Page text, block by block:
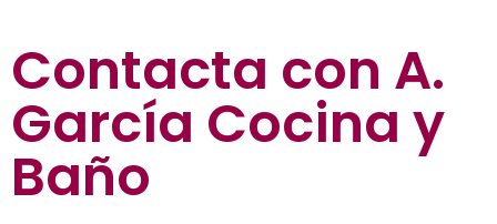
Contacta con A.
García Cocina y
Baño